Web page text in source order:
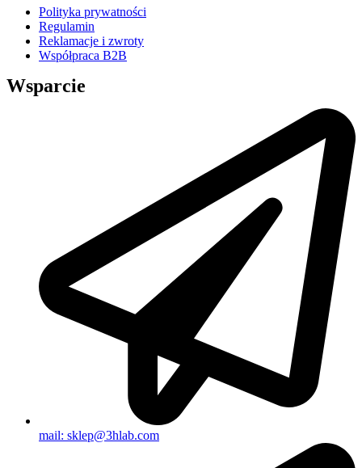
Polityka prywatności
Regulamin
Reklamacje i zwroty
Współpraca B2B
Wsparcie
mail: sklep@3hlab.com